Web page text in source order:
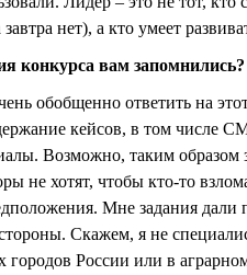
завтра нет), а кто умеет
конкурса вам запомнились?
обобщенно ответить на
кейсов, в том числе
Возможно, таким образом
не хотят, чтобы кто-то
Мне задания
Скажем, я не
городов России или в